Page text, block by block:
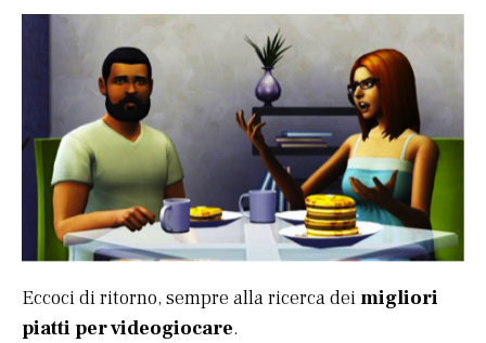
Eccoci di ritorno, sempre alla ricerca deimigliori
piatti per videogiocare.